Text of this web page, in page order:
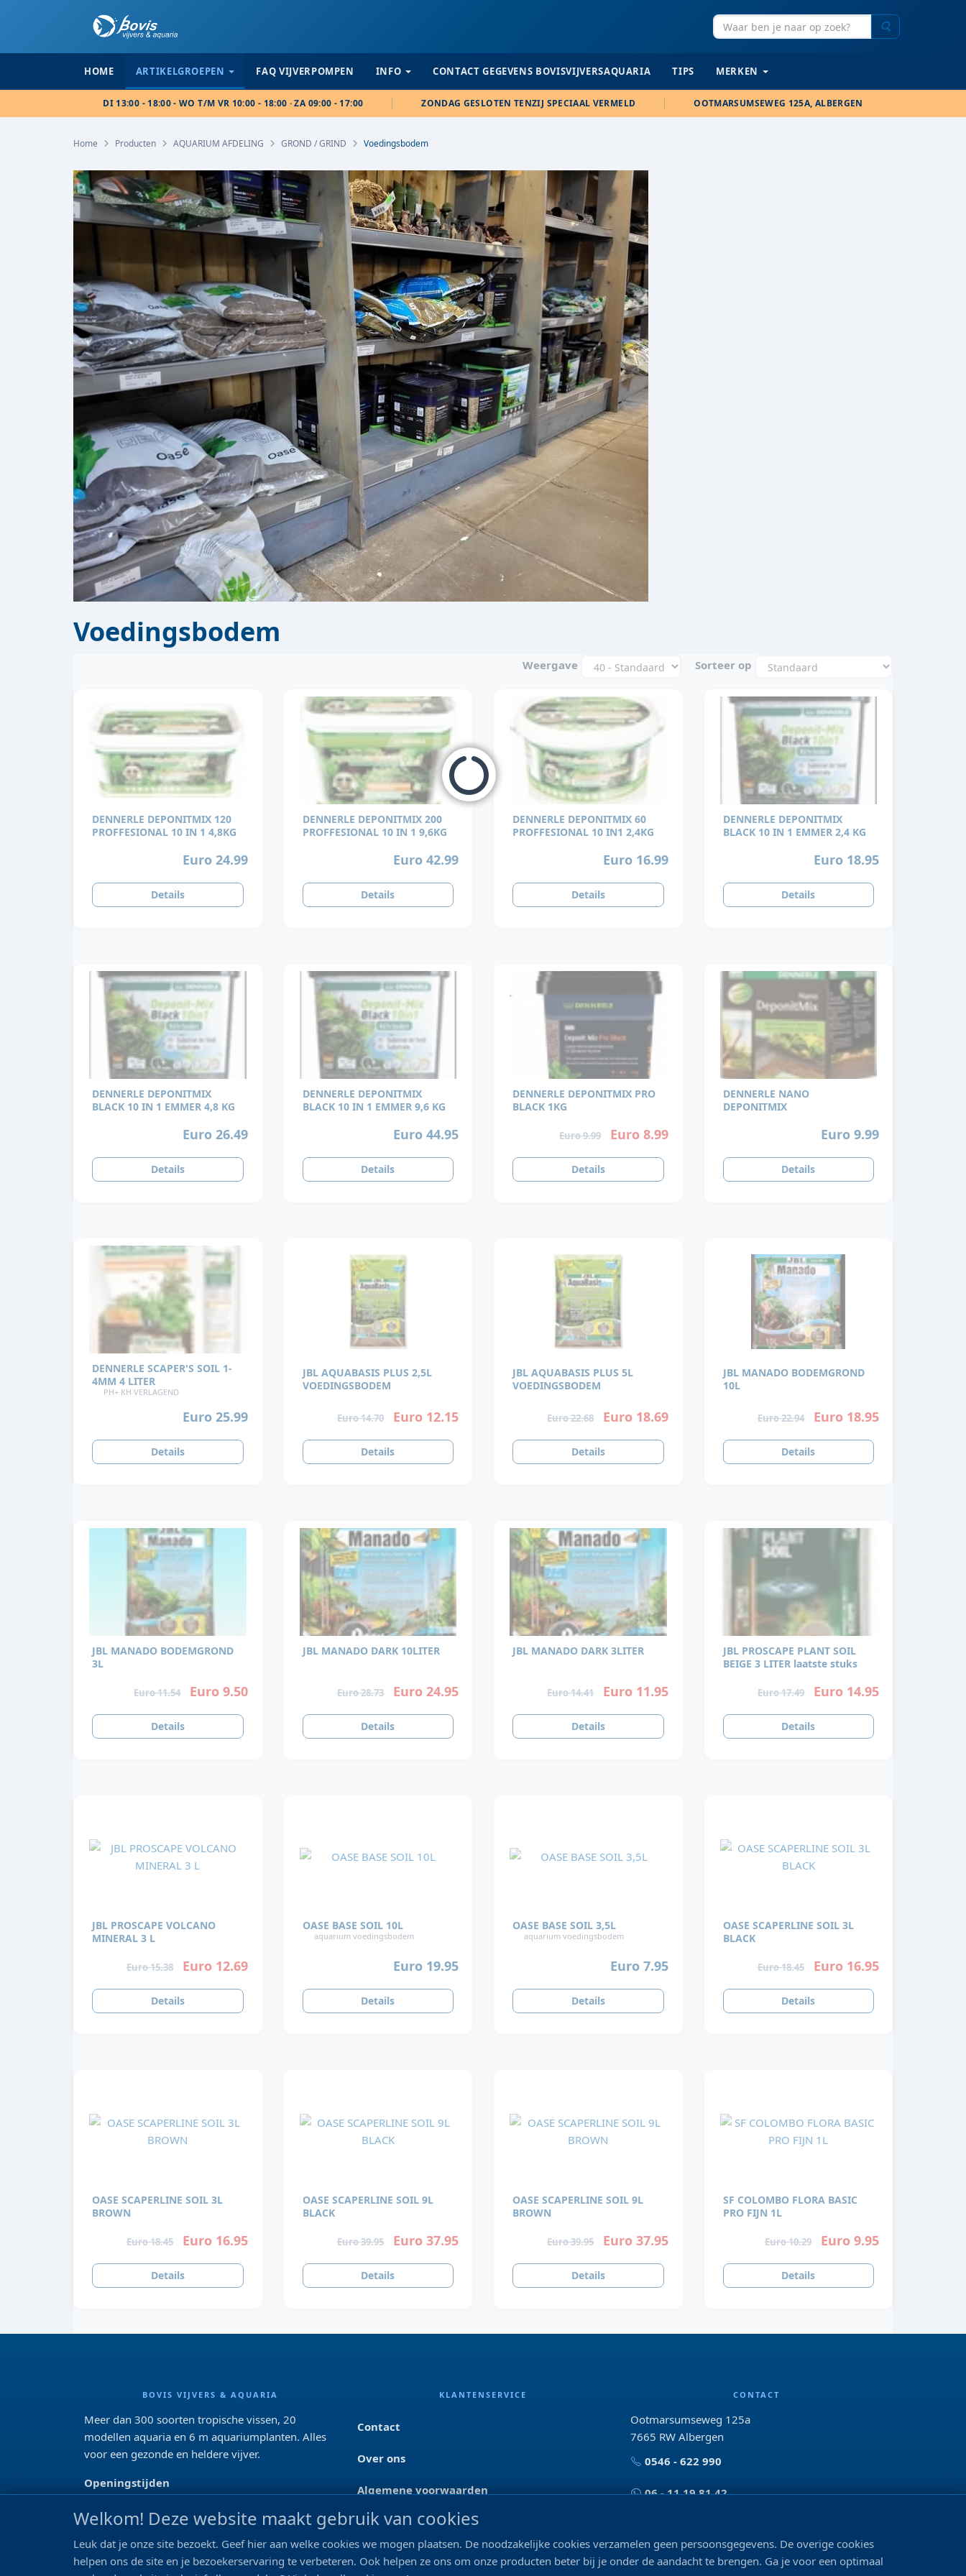
HOME ARTIKELGROEPEN FAQ VIJVERPOMPEN INFO CONTACT GEGEVENS BOVISVIJVERSAQUARIA TIPS MERKEN
DI 13:00 - 18:00 - WO T/M VR 10:00 - 18:00 · ZA 09:00 - 17:00 ZONDAG GESLOTEN TENZIJ SPECIAAL VERMELD OOTMARSUMSEWEG 125A, ALBERGEN
Home Producten AQUARIUM AFDELING GROND / GRIND Voedingsbodem
Voedingsbodem
Weergave Sorteer op
DENNERLE DEPONITMIX 120
PROFFESIONAL 10 IN 1 4,8KG
Euro 24.99
Details
DENNERLE DEPONITMIX 200
PROFFESIONAL 10 IN 1 9,6KG
Euro 42.99
Details
DENNERLE DEPONITMIX 60
PROFFESIONAL 10 IN1 2,4KG
Euro 16.99
Details
DENNERLE DEPONITMIX
BLACK 10 IN 1 EMMER 2,4 KG
Euro 18.95
Details
DENNERLE DEPONITMIX
BLACK 10 IN 1 EMMER 4,8 KG
Euro 26.49
Details
DENNERLE DEPONITMIX
BLACK 10 IN 1 EMMER 9,6 KG
Euro 44.95
Details
DENNERLE DEPONITMIX PRO
BLACK 1KG
Euro 9.99 Euro 8.99
Details
DENNERLE NANO
DEPONITMIX
Euro 9.99
Details
DENNERLE SCAPER'S SOIL 1-
4MM 4 LITER
PH+ KH VERLAGEND
Euro 25.99
Details
JBL AQUABASIS PLUS 2,5L
VOEDINGSBODEM
Euro 14.70 Euro 12.15
Details
JBL AQUABASIS PLUS 5L
VOEDINGSBODEM
Euro 22.68 Euro 18.69
Details
JBL MANADO BODEMGROND
10L
Euro 22.94 Euro 18.95
Details
JBL MANADO BODEMGROND
3L
Euro 11.54 Euro 9.50
Details
JBL MANADO DARK 10LITER
Euro 28.73 Euro 24.95
Details
JBL MANADO DARK 3LITER
Euro 14.41 Euro 11.95
Details
JBL PROSCAPE PLANT SOIL
BEIGE 3 LITER laatste stuks
Euro 17.49 Euro 14.95
Details
JBL PROSCAPE VOLCANO
MINERAL 3 L
Euro 15.38 Euro 12.69
Details
OASE BASE SOIL 10L
aquarium voedingsbodem
Euro 19.95
Details
OASE BASE SOIL 3,5L
aquarium voedingsbodem
Euro 7.95
Details
OASE SCAPERLINE SOIL 3L
BLACK
Euro 18.45 Euro 16.95
Details
OASE SCAPERLINE SOIL 3L
BROWN
Euro 18.45 Euro 16.95
Details
OASE SCAPERLINE SOIL 9L
BLACK
Euro 39.95 Euro 37.95
Details
OASE SCAPERLINE SOIL 9L
BROWN
Euro 39.95 Euro 37.95
Details
SF COLOMBO FLORA BASIC
PRO FIJN 1L
Euro 10.29 Euro 9.95
Details
BOVIS VIJVERS & AQUARIA
Meer dan 300 soorten tropische vissen, 20
modellen aquaria en 6 m aquariumplanten. Alles
voor een gezonde en heldere vijver.
Openingstijden
Za: 09:00 - 17:00
REVIEWS
KLANTENSERVICE
Contact
Over ons
Algemene voorwaarden
Privacyverklaring
Blog & tips
CONTACT
Ootmarsumseweg 125a
7665 RW Albergen
0546 - 622 990
06 - 11 19 81 42
VOLG ONS
Welkom! Deze website maakt gebruik van cookies
Leuk dat je onze site bezoekt. Geef hier aan welke cookies we mogen plaatsen. De noodzakelijke cookies verzamelen geen persoonsgegevens. De overige cookies
helpen ons de site en je bezoekerservaring te verbeteren. Ook helpen ze ons om onze producten beter bij je onder de aandacht te brengen. Ga je voor een optimaal